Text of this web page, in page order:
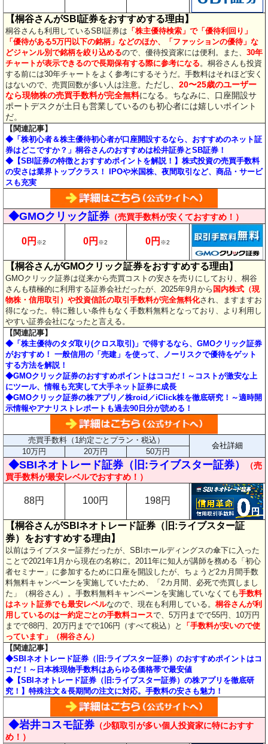
【桐谷さんがSBI証券をおすすめする理由】
桐谷さんも利用しているSBI証券は 「株主優待検索」で「優待利回り」
「優待がある5万円以下の銘柄」などのほか、「ファッションの優待」な
どジャンル別で銘柄を絞り込めるので、優待投資家には便利。また、 30年
チャートが表示できるので長期保有する際に参考になる。桐谷さんも投資
する前には30年チャートをよく参考にするそうだ。手数料はそれほど安く
はないので、売買回数が多い人は注意。 ただし、 20〜25歳のユーザー
なら現物株の売買手数料が完全無料になる。ちなみに、口座開設サ
ポートデスクが土日も営業しているのも初心者には嬉しいポイント
だ。
【関連記事】
◆「株初心者＆株主優待初心者が口座開設するなら、おすすめのネット証
券はどこですか？」桐谷さんのおすすめは松井証券とSB証券！
◆【SBI証券の特徴とおすすめポイントを解説！】株式投資の売買手数料
の安さは業界トップクラス！ IPOや米国株、夜間取引など、商品・サービ
スも充実
◆GMOクリック証券（売買手数料が安くておすすめ！）
0円 ※2 0円 ※2 0円 ※2
【桐谷さんがGMOクリック証券をおすすめする理由】
GMOクリック証券は従来から売買コストの安さを売りにしており、桐谷
さんも積極的に利用する証券会社だったが、2025年9月から 国内株式（現
物株・信用取引）や投資信託の取引手数料が完全無料化され、ますますお
得になった。特に難しい条件もなく手数料無料となっており、より利用し
やすい証券会社になったと言える。
【関連記事】
◆「株主優待のタダ取り(クロス取引)」で得するなら、GMOクリック証券
がおすすめ！ 一般信用の「売建」を使って、ノーリスクで優待をゲット
する方法を解説！
◆GMOクリック証券のおすすめポイントはココだ！～コストが激安な上
にツール、情報も充実して大手ネット証券に成長
◆GMOクリック証券の株アプリ／株roid／iClick株を徹底研究！～適時開
示情報やアナリストレポートも過去90日分が読める！
売買手数料（1約定ごとプラン・税込）
会社詳細
10万円 20万円 50万円
◆SBIネオトレード証券（旧:ライブスター証券）
（売
買手数料が最安レベルでおすすめ！）
88円 100円 198円
【桐谷さんがSBIネオトレード証券（旧:ライブスター証
券）をおすすめする理由】
以前はライブスター証券だったが、SBIホールディングスの傘下に入った
ことで2021年1月から現在の名称に。2011年に知人が講師を務める「初心
者セミナー」に参加するために口座を開設したが、ちょうど2カ月間手数
料無料キャンペーンを実施していたため、「2カ月間、必死で売買しまし
た」（桐谷さん）。手数料無料キャンペーンを実施していなくても手数料
はネット証券でも最安レベルなので、現在も利用している。 桐谷さんが利
用しているのは一約定ごとの手数料コースで、5万円までで55円、10万円
までで88円、20万円までで106円（すべて税込）と
「手数料が安いので使
っています」（桐谷さん）
【関連記事】
◆SBIネオトレード証券（旧:ライブスター証券）のおすすめポイントはコ
コだ！～日本株現物手数料はあらゆる価格帯で最安値
◆【SBIネオトレード証券（旧:ライブスター証券）の株アプリを徹底研
究！】特殊注文＆長期間の注文に対応。手数料の安さも魅力！
◆岩井コスモ証券（少額取引が多い個人投資家に特におすす
め！ ）